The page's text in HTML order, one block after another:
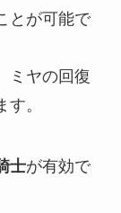
とが可能で
ミヤの回復
。
士が有効で